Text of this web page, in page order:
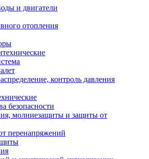
и двигатели
отопления
контроль давления
безопасности
молниезащиты и защиты от
перенапряжений